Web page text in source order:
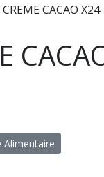
CACAO X24
Alimentaire